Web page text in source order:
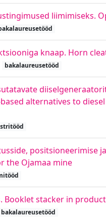
liimimiseks.
knaap. Horn
bakalaureusetööd
alternatives to
positsioneerimise
the Ojamaa mine
Booklet stacker in
bakalaureusetööd